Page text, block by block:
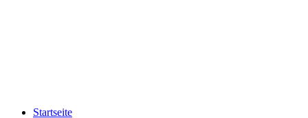
Startseite